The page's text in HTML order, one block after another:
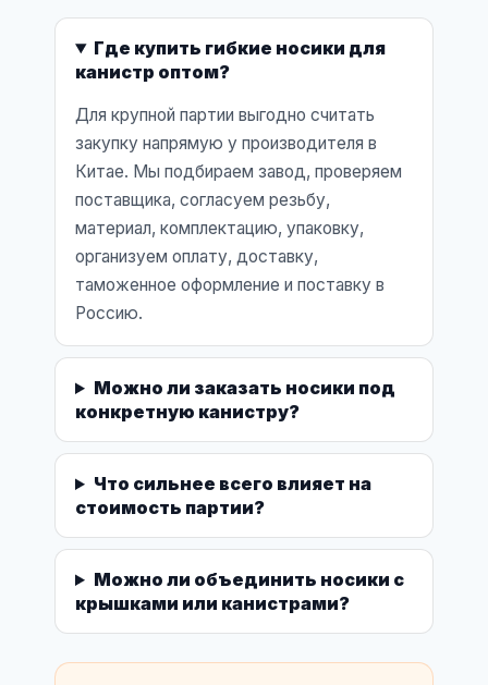
Где купить гибкие носики для
канистр оптом?
Для крупной партии выгодно считать
закупку напрямую у производителя в
Китае. Мы подбираем завод, проверяем
поставщика, согласуем резьбу,
материал, комплектацию, упаковку,
организуем оплату, доставку,
таможенное оформление и поставку в
Россию.
Можно ли заказать носики под
конкретную канистру?
Что сильнее всего влияет на
стоимость партии?
Можно ли объединить носики с
крышками или канистрами?